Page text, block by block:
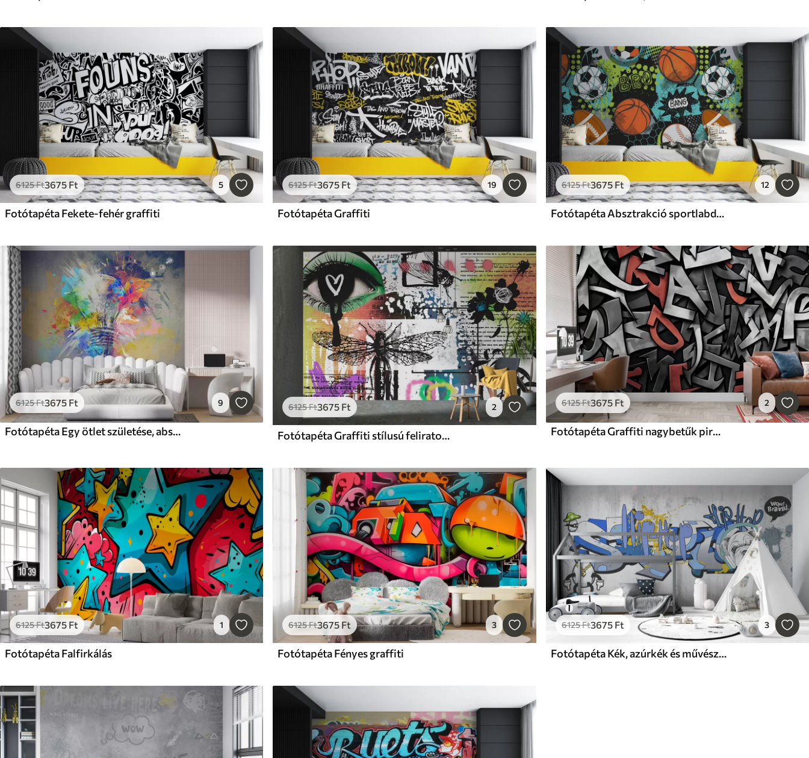
6125Ft3675 Ft 5
Fotótapéta Fekete-fehér graffiti
6125Ft3675 Ft 19
Fotótapéta Graffiti
6125Ft3675 Ft 12
Fotótapéta Absztrakció sportlabdákkal
6125Ft3675 Ft 9
Fotótapéta Egy ötlet születése, absztrakció
6125Ft3675 Ft 2
Fotótapéta Graffiti stílusú feliratok, virágok, figurák
6125Ft3675 Ft 2
Fotótapéta Graffiti nagybetűk piros színben
6125Ft3675 Ft 1
Fotótapéta Falfirkálás
6125Ft3675 Ft 3
Fotótapéta Fényes graffiti
6125Ft3675 Ft 3
Fotótapéta Kék, azúrkék és művészet